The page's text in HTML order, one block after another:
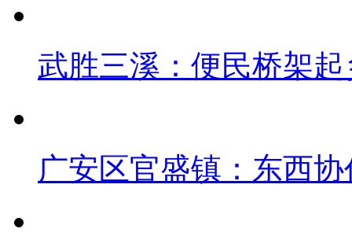
武胜三溪：便民桥架
广安区官盛镇：东西